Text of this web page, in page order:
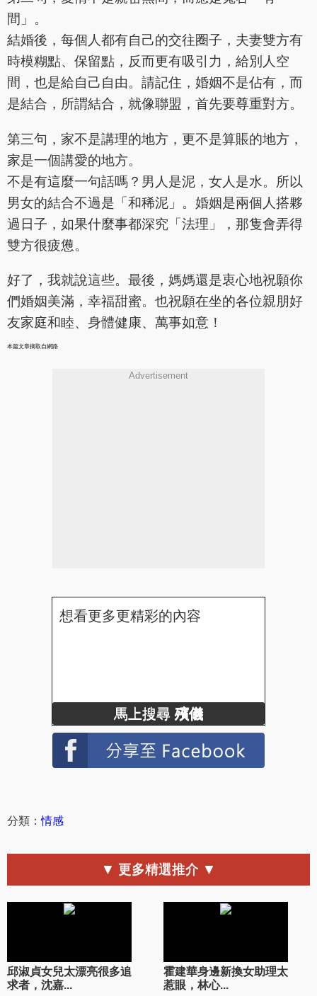
間」。
結婚後，每個人都有自己的交往圈子，夫妻雙方有
時模糊點、保留點，反而更有吸引力，給別人空
間，也是給自己自由。請記住，婚姻不是佔有，而
是結合，所謂結合，就像聯盟，首先要尊重對方。
第三句，家不是講理的地方，更不是算賬的地方，
家是一個講愛的地方。
不是有這麼一句話嗎？男人是泥，女人是水。所以
男女的結合不過是「和稀泥」。婚姻是兩個人搭夥
過日子，如果什麼事都深究「法理」，那隻會弄得
雙方很疲憊。
好了，我就說這些。最後，媽媽還是衷心地祝願你
們婚姻美滿，幸福甜蜜。也祝願在坐的各位親朋好
友家庭和睦、身體健康、萬事如意！
本篇文章摘取自網路
Advertisement
想看更多更精彩的內容
馬上搜尋 殯儀
分類：情感
▼ 更多精選推介 ▼
邱淑貞女兒太漂亮很多追
求者，沈嘉...
霍建華身邊新換女助理太
惹眼，林心...